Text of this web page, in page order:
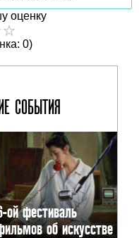
оценку
0)
СОБЫТИЯ
ой фестиваль
об искусстве